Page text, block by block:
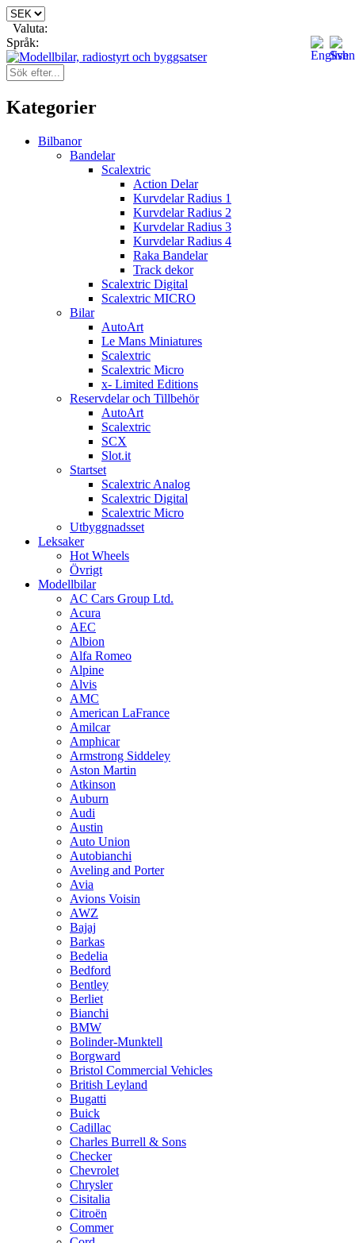
Valuta:
Språk:
Kategorier
Bilbanor
Bandelar
Scalextric
Action Delar
Kurvdelar Radius 1
Kurvdelar Radius 2
Kurvdelar Radius 3
Kurvdelar Radius 4
Raka Bandelar
Track dekor
Scalextric Digital
Scalextric MICRO
Bilar
AutoArt
Le Mans Miniatures
Scalextric
Scalextric Micro
x- Limited Editions
Reservdelar och Tillbehör
AutoArt
Scalextric
SCX
Slot.it
Startset
Scalextric Analog
Scalextric Digital
Scalextric Micro
Utbyggnadsset
Leksaker
Hot Wheels
Övrigt
Modellbilar
AC Cars Group Ltd.
Acura
AEC
Albion
Alfa Romeo
Alpine
Alvis
AMC
American LaFrance
Amilcar
Amphicar
Armstrong Siddeley
Aston Martin
Atkinson
Auburn
Audi
Austin
Auto Union
Autobianchi
Aveling and Porter
Avia
Avions Voisin
AWZ
Bajaj
Barkas
Bedelia
Bedford
Bentley
Berliet
Bianchi
BMW
Bolinder-Munktell
Borgward
Bristol Commercial Vehicles
British Leyland
Bugatti
Buick
Cadillac
Charles Burrell & Sons
Checker
Chevrolet
Chrysler
Cisitalia
Citroën
Commer